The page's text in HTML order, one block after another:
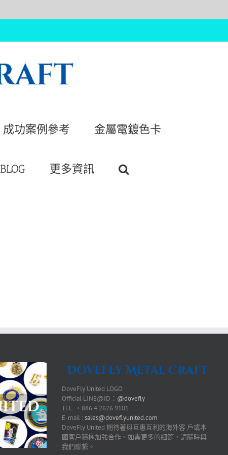
成功案例參考 金屬電鍍色卡
BLOG 更多資訊
DoveFly United LOGO
Official LINE@ID： @dovefly
TEL : + 886 4 2626 9101
E-mail :sales@doveflyunited.com
DoveFly United 期待著與互惠互利的海外客 戶或本
國客戶積極加強合作。如需更多的細節，請隨時與
我們聯繫。